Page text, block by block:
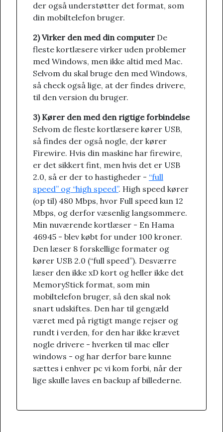
der også understøtter det format, som
din mobiltelefon bruger.
2) Virker den med din computer De
fleste kortlæsere virker uden problemer
med Windows, men ikke altid med Mac.
Selvom du skal bruge den med Windows,
så check også lige, at der findes drivere,
til den version du bruger.
3) Kører den med den rigtige forbindelse
Selvom de fleste kortlæsere kører USB,
så findes der også nogle, der kører
Firewire. Hvis din maskine har firewire,
er det sikkert fint, men hvis det er USB
2.0, så er der to hastigheder - “full
speed” og “high speed”. High speed kører
(op til) 480 Mbps, hvor Full speed kun 12
Mbps, og derfor væsenlig langsommere.
Min nuværende kortlæser - En Hama
46945 - blev købt for under 100 kroner.
Den læser 8 forskellige formater og
kører USB 2.0 (“full speed”). Desværre
læser den ikke xD kort og heller ikke det
MemoryStick format, som min
mobiltelefon bruger, så den skal nok
snart udskiftes. Den har til gengæld
været med på rigtigt mange rejser og
rundt i verden, for den har ikke krævet
nogle drivere - hverken til mac eller
windows - og har derfor bare kunne
sættes i enhver pc vi kom forbi, når der
lige skulle laves en backup af billederne.